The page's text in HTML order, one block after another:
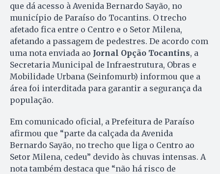
que dá acesso à Avenida Bernardo Sayão, no
município de Paraíso do Tocantins. O trecho
afetado fica entre o Centro e o Setor Milena,
afetando a passagem de pedestres. De acordo com
uma nota enviada ao Jornal Opção Tocantins, a
Secretaria Municipal de Infraestrutura, Obras e
Mobilidade Urbana (Seinfomurb) informou que a
área foi interditada para garantir a segurança da
população.
Em comunicado oficial, a Prefeitura de Paraíso
afirmou que “parte da calçada da Avenida
Bernardo Sayão, no trecho que liga o Centro ao
Setor Milena, cedeu” devido às chuvas intensas. A
nota também destaca que “não há risco de